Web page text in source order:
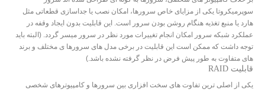
سوپرمیکروتا یکی از مزایای خاص سرورها، امکان نصب یا جداسازی قطعاتی مثل
هارد یا منبع تغذیه هنگام روشن بودن سرور است. این قابلیت بدون ایجاد وقفه در
عملکرد شبکه سرور امکان انجام تغییرات مورد نظر در سرور میسر گردد. (البته باید
توجه داشت که ممکن است این قابلیت در برخی مدل های سرورها ی مختلف و برند
های متفاوت به طور پیش فرض در نظر گرفته نشده باشد.)
قابلیت RAID
یکی از اصلی ترین تفاوت های سخت افزاری بین سرورها و کامپیوترهای شخصی